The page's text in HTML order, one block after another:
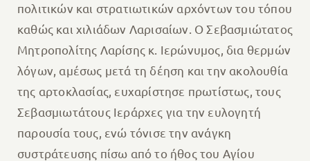
πολιτικών και στρατιωτικών αρχόντων του τόπου
καθώς και χιλιάδων Λαρισαίων. Ο Σεβασμιώτατος
Μητροπολίτης Λαρίσης κ. Ιερώνυμος, δια θερμών
λόγων, αμέσως μετά τη δέηση και την ακολουθία
της αρτοκλασίας, ευχαρίστησε πρωτίστως, τους
Σεβασμιωτάτους Ιεράρχες για την ευλογητή
παρουσία τους, ενώ τόνισε την ανάγκη
συστράτευσης πίσω από το ήθος του Αγίου